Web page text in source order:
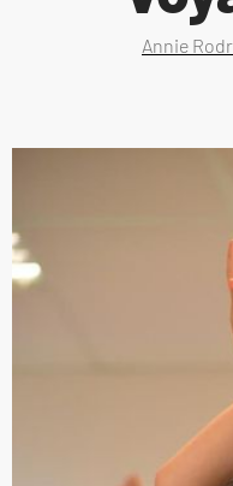
Annie